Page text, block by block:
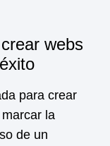
webs
para crear
la
de un